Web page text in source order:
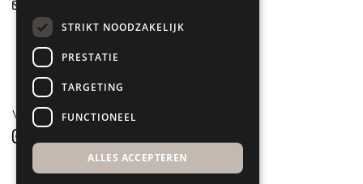
VOLG ONS
STRIKT NOODZAKELIJK
PRESTATIE
TARGETING
FUNCTIONEEL
ALLES ACCEPTEREN